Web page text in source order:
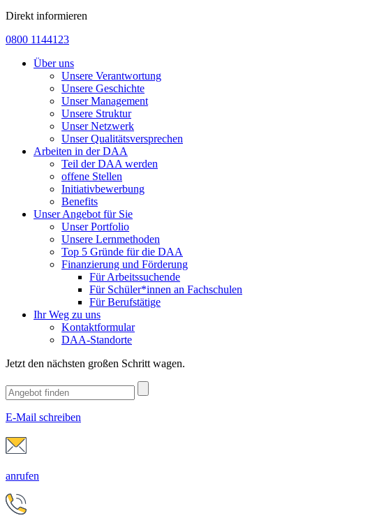
Direkt informieren
0800 1144123
Über uns
Unsere Verantwortung
Unsere Geschichte
Unser Management
Unsere Struktur
Unser Netzwerk
Unser Qualitätsversprechen
Arbeiten in der DAA
Teil der DAA werden
offene Stellen
Initiativbewerbung
Benefits
Unser Angebot für Sie
Unser Portfolio
Unsere Lernmethoden
Top 5 Gründe für die DAA
Finanzierung und Förderung
Für Arbeitssuchende
Für Schüler*innen an Fachschulen
Für Berufstätige
Ihr Weg zu uns
Kontaktformular
DAA-Standorte
Jetzt den nächsten großen Schritt wagen.
E-Mail schreiben
anrufen